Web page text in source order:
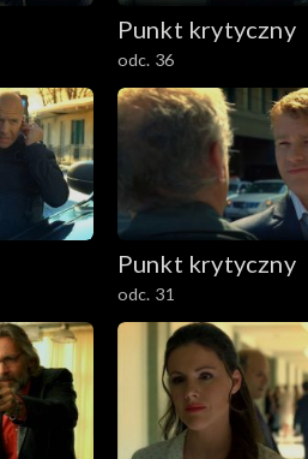
Punkt krytyczny
odc. 36
Punkt krytyczny
odc. 31